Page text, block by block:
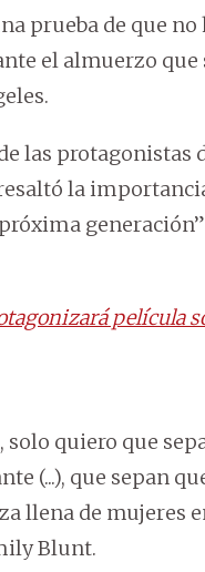
prueba de que
el almuerzo que
las protagonistas
la
película
quiero que
(...), que sepan
llena de mujeres
Blunt.